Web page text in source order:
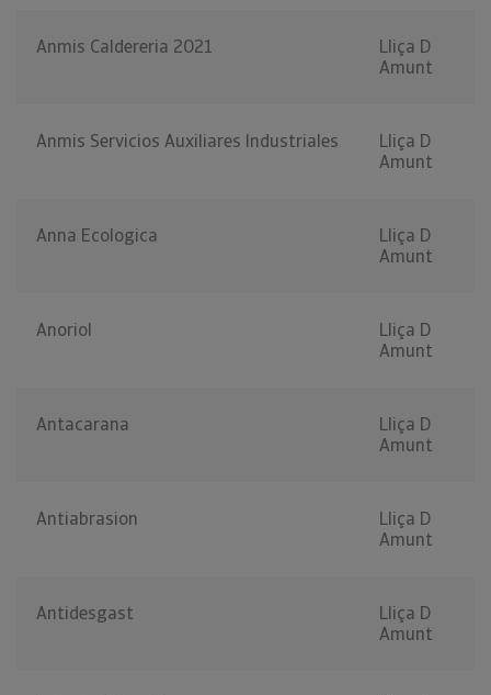
Anmis Caldereria 2021
Lliça D
Amunt
Anmis Servicios Auxiliares Industriales
Lliça D
Amunt
Anna Ecologica
Lliça D
Amunt
Anoriol
Lliça D
Amunt
Antacarana
Lliça D
Amunt
Antiabrasion
Lliça D
Amunt
Antidesgast
Lliça D
Amunt